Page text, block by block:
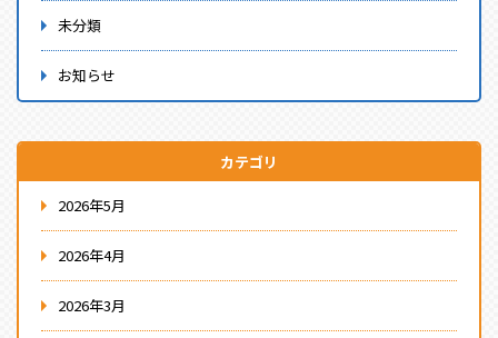
未分類
お知らせ
カテゴリ
2026年5月
2026年4月
2026年3月